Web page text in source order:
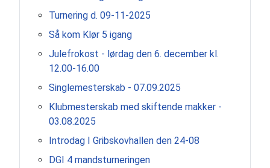
Turnering d. 09-11-2025
Så kom Klør 5 igang
Julefrokost - lørdag den 6. december kl.
12.00-16.00
Singlemesterskab - 07.09.2025
Klubmesterskab med skiftende makker -
03.08.2025
Introdag I Gribskovhallen den 24-08
DGI 4 mandsturneringen